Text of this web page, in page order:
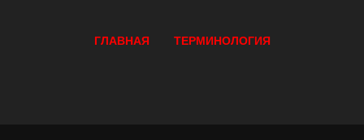
ГЛАВНАЯ ТЕРМИНОЛОГИЯ